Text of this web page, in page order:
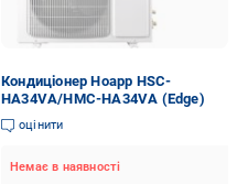
Кондиціонер Hoapp HSC-
HA34VA/HMC-HA34VA (Edge)
оцінити
Немає в наявності